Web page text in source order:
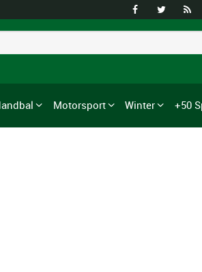
  
Motorsport Winter +50